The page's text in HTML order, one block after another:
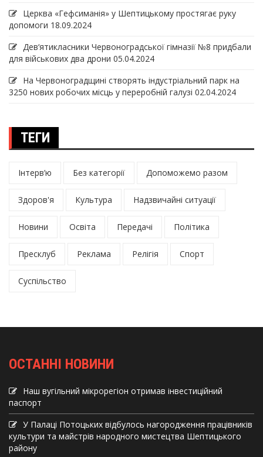
Церква «Гефсиманія» у Шептицькому простягає руку
допомоги 18.09.2024
Дев‘ятикласники Червоноградської гімназії №8 придбали
для військових два дрони 05.04.2024
На Червоноградщині створять індустріальний парк на
3250 нових робочих місць у переробній галузі 02.04.2024
ТЕГИ
Інтерв’ю Без категорії Допоможемо разом
Здоров'я Культура Надзвичайні ситуації
Новини Освіта Передачі Політика
Пресклуб Реклама Релігія Спорт
Суспільство
ОСТАННІ НОВИНИ
Наш вугільний мікрорегіон отримав інвеcтиційний
паспорт
У Палаці Потоцьких відбулось нагородження працівників
культури та майстрів народного мистецтва Шептицького
району